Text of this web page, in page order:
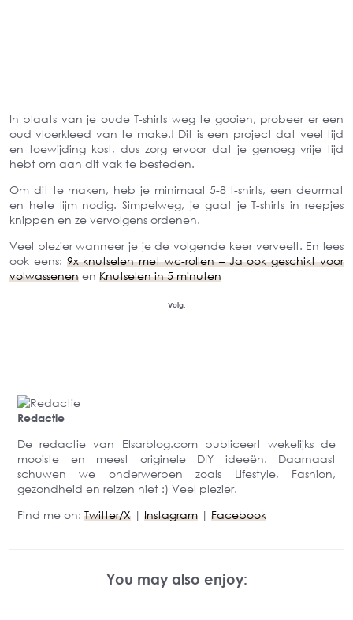
In plaats van je oude T-shirts weg te gooien, probeer er een
oud vloerkleed van te make.! Dit is een project dat veel tijd
en toewijding kost, dus zorg ervoor dat je genoeg vrije tijd
hebt om aan dit vak te besteden.
Om dit te maken, heb je minimaal 5-8 t-shirts, een deurmat
en hete lijm nodig. Simpelweg, je gaat je T-shirts in reepjes
knippen en ze vervolgens ordenen.
Veel plezier wanneer je je de volgende keer verveelt. En lees
ook eens: 9x knutselen met wc-rollen – Ja ook geschikt voor
volwassenen en Knutselen in 5 minuten
Volg:
Redactie
De redactie van Elsarblog.com publiceert wekelijks de
mooiste en meest originele DIY ideeën. Daarnaast
schuwen we onderwerpen zoals Lifestyle, Fashion,
gezondheid en reizen niet :) Veel plezier.
Find me on: Twitter/X | Instagram | Facebook
You may also enjoy: